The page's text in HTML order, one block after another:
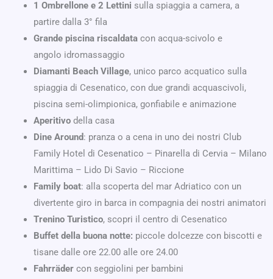
1 Ombrellone e 2 Lettini sulla spiaggia a camera, a
partire dalla 3° fila
Grande piscina riscaldata con acqua-scivolo e
angolo idromassaggio
Diamanti Beach Village, unico parco acquatico sulla
spiaggia di Cesenatico, con due grandi acquascivoli,
piscina semi-olimpionica, gonfiabile e animazione
Aperitivo della casa
Dine Around: pranza o a cena in uno dei nostri Club
Family Hotel di Cesenatico – Pinarella di Cervia – Milano
Marittima – Lido Di Savio – Riccione
Family boat: alla scoperta del mar Adriatico con un
divertente giro in barca in compagnia dei nostri animatori
Trenino Turistico, scopri il centro di Cesenatico
Buffet della buona notte: piccole dolcezze con biscotti e
tisane dalle ore 22.00 alle ore 24.00
Fahrräder con seggiolini per bambini